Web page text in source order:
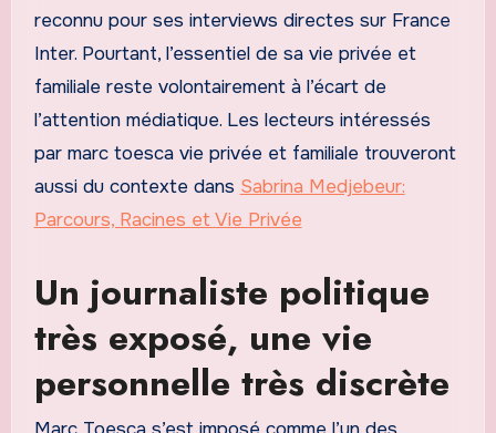
reconnu pour ses interviews directes sur France
Inter. Pourtant, l’essentiel de sa vie privée et
familiale reste volontairement à l’écart de
l’attention médiatique. Les lecteurs intéressés
par marc toesca vie privée et familiale trouveront
aussi du contexte dans Sabrina Medjebeur:
Parcours, Racines et Vie Privée
Un journaliste politique
très exposé, une vie
personnelle très discrète